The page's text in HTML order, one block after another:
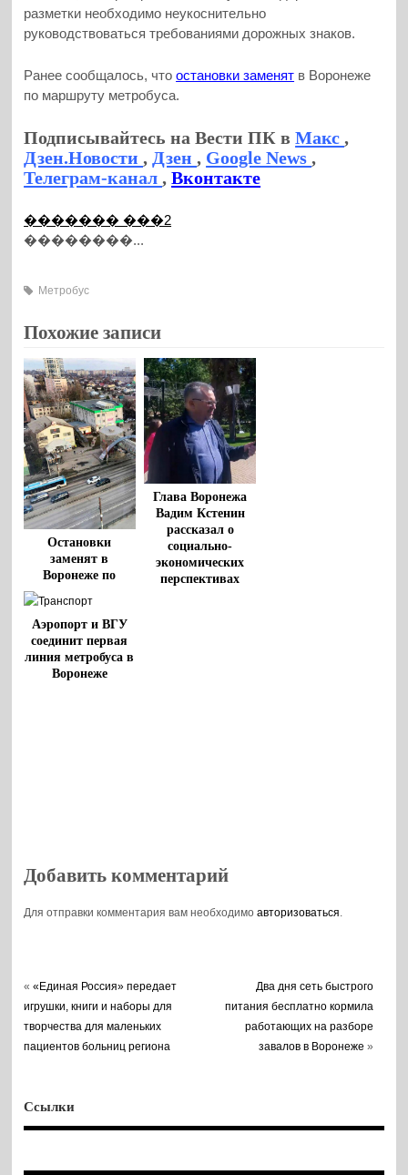
разметки необходимо неукоснительно
руководствоваться требованиями дорожных знаков.
Ранее сообщалось, чтоостановки заменят в Воронеже
по маршруту метробуса.
Подписывайтесь на Вести ПК вМакс,
Дзен.Новости,Дзен, Google News,
Телеграм-канал,Вконтакте
������� ���2
��������...
Метробус
Похожие записи
Остановки
заменят в
Воронеже по
метробуса
Глава Воронежа
Вадим Кстенин
рассказал о
социально-
экономических
перспективах
Аэропорт и ВГУ
соединит первая
линия метробуса в
Воронеже
Добавить комментарий
Для отправки комментария вам необходимоавторизоваться.
««Единая Россия» передает
игрушки, книги и наборы для
творчества для маленьких
пациентов больниц региона
Два дня сеть быстрого
питания бесплатно кормила
работающих на разборе
завалов в Воронеже »
Ссылки